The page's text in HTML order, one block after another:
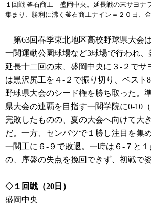
１回戦 釜石商工—盛岡中央。延長戦の末サヨナ
集まり、勝利に沸く釜石商工ナイン＝２０日、
第63回春季東北地区高校野球県大会
一関運動公園球場など3球場で行われ
延長十二回の末、盛岡中央に３-２でサ
は黒沢尻工を４-２で振り切り、ベスト
野球県大会のシード権を勝ち取った。
県大会の連覇を目指す一関学院に0-10
完敗したものの、夏の大会へ向けて大
だ。一方、センバツで１勝し注目を集
一関工に６-９で敗退。一時は６-７と
の、序盤の失点を挽回できず、初戦で
◇１回戦（20日）
盛岡中央